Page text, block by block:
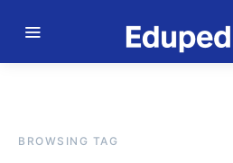
BROWSING TAG